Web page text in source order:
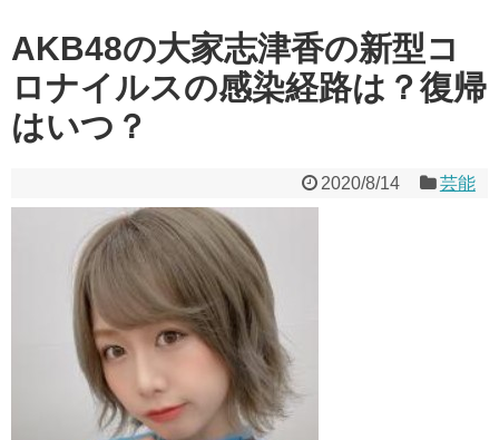
AKB48の大家志津香の新型コ
ロナイルスの感染経路は？復帰
はいつ？
2020/8/14 芸能